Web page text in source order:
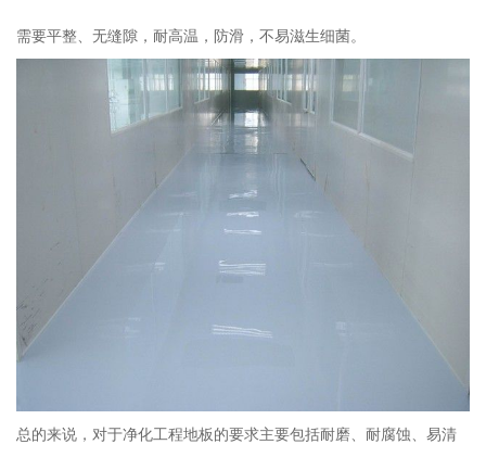
需要平整、无缝隙，耐高温，防滑，不易滋生细菌。
总的来说，对于净化工程地板的要求主要包括耐磨、耐腐蚀、易清